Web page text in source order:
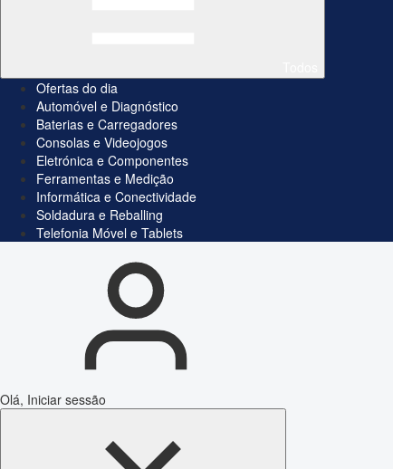
Ofertas do dia
Automóvel e Diagnóstico
Baterias e Carregadores
Consolas e Videojogos
Eletrónica e Componentes
Ferramentas e Medição
Informática e Conectividade
Soldadura e Reballing
Telefonia Móvel e Tablets
Olá, Iniciar sessão